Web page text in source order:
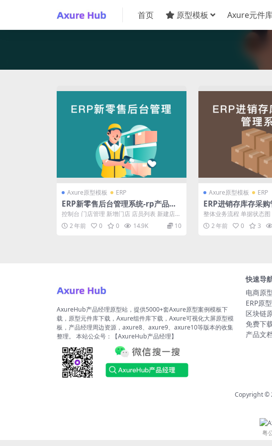
首页 原型模板 Axure元件
Axure原型模板 ERP
ERP新零售后台管理系统-rp产品原
型源文件
控制台 门店管理 新增门店 店员列表 新建店员
账号 商品管理 商品分类 新增商品...
2 年前 0 0 14.9K 10
Axure原型模板 ERP
ERP进销存库存采
版电商后台-完整版
整体业务流程 单据状态图
动说明 系统 登录界面 首
2 年前 0 3
AxureHub产品经理原型站，提供5000+套Axure原型案例模板下
载，原型元件库下载，Axure组件库下载，Axure可视化大屏原型模
板，产品经理周边资源，axure8、axure9、axure10等版本的收集
整理。 本站公众号：【AxureHub产品经理】
快速导
电商原
ERP原型
区块链
免费下
产品文
Copyright ©
粤